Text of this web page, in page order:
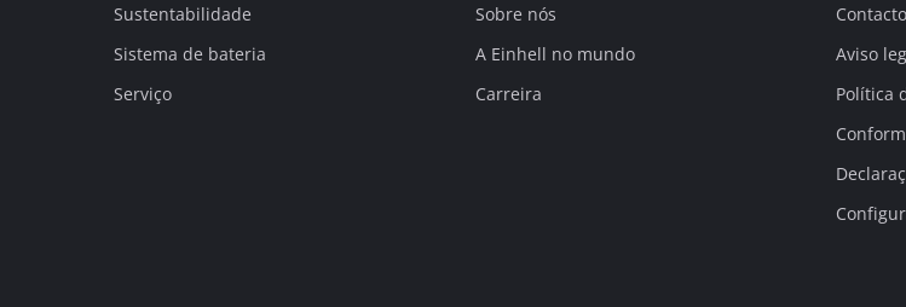
Sustentabilidade
Sistema de bateria
Serviço
Sobre nós
A Einhell no mundo
Carreira
Contacto
Aviso
Política